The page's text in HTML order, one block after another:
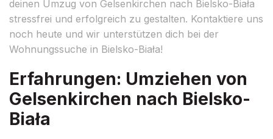
deinen Umzug von Gelsenkirchen nach Bielsko-Biała
stressfrei und erfolgreich zu gestalten. Kontaktiere uns
noch heute und wir unterstützen dich bei der
Wohnungssuche in Bielsko-Biała!
Erfahrungen: Umziehen von
Gelsenkirchen nach Bielsko-
Biała